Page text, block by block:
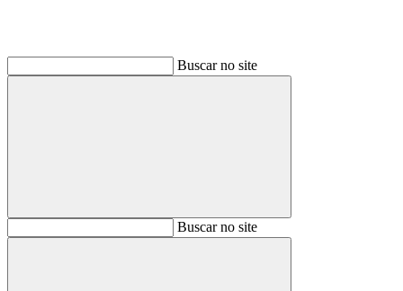
Buscar no site
BuscarBuscar no site